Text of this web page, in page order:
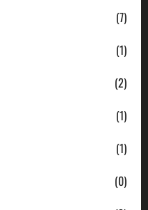
(7)
(1)
(2)
(1)
(1)
(0)